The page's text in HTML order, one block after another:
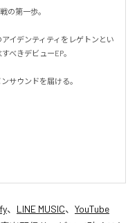
の第一歩。
イデンティティをレゲトンとい
べきデビューEP。
サウンドを届ける。
、 LINE MUSIC、 YouTube